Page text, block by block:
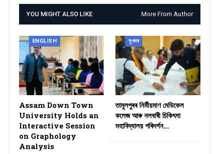
YOU MIGHT ALSO LIKE More From Author
ENGLISH
Assam Down Town
University Holds an
Interactive Session
on Graphology
Analysis
সুখবৰ
তামুলপুৰৰ নিৰ্মীয়মাণ মেডিকেল
কলেজ আৰু নলবাৰী চিকিৎসা
মহাবিদ্যালয় পৰিদৰ্শন…